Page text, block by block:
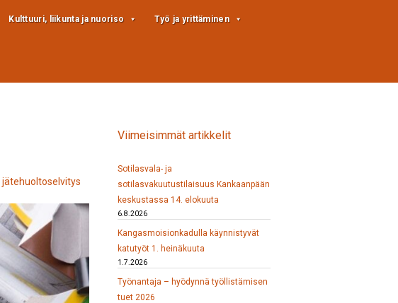
Kulttuuri, liikunta ja nuoriso Työ ja yrittäminen
jätehuoltoselvitys
Viimeisimmät artikkelit
Sotilasvala- ja
sotilasvakuutustilaisuus Kankaanpään
keskustassa 14. elokuuta
6.8.2026
Kangasmoisionkadulla käynnistyvät
katutyöt 1. heinäkuuta
1.7.2026
Työnantaja – hyödynnä työllistämisen
tuet 2026